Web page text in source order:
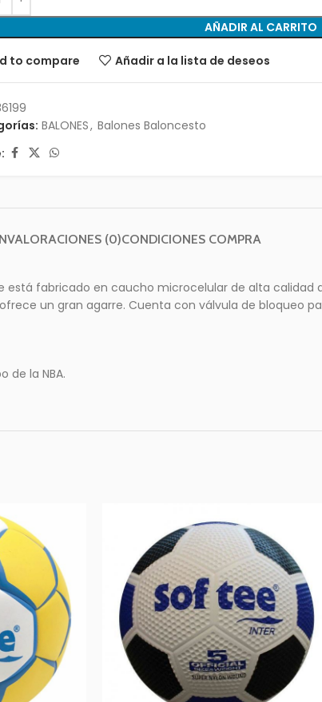
AÑADIR AL CARRITO
to compare Añadir a la lista de deseos
BALONES, Balones Baloncesto
VALORACIONES (0)CONDICIONES COMPRA
está fabricado en caucho microcelular de alta calidad
un gran agarre. Cuenta con válvula de bloqueo
de la NBA.